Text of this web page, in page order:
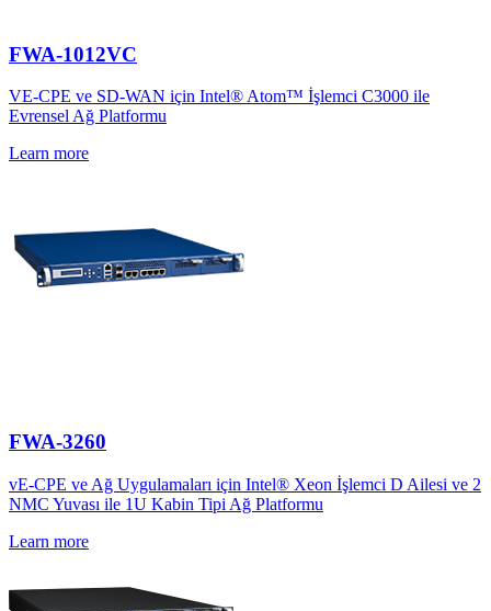
FWA-1012VC
VE-CPE ve SD-WAN için Intel® Atom™ İşlemci C3000 ile
Evrensel Ağ Platformu
Learn more
FWA-3260
vE-CPE ve Ağ Uygulamaları için Intel® Xeon İşlemci D Ailesi ve 2
NMC Yuvası ile 1U Kabin Tipi Ağ Platformu
Learn more